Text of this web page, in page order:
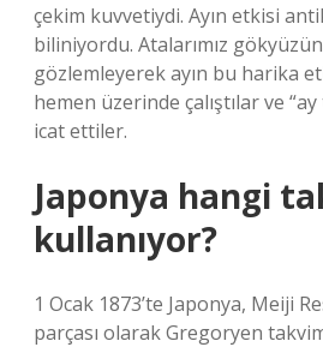
çekim kuvvetiydi. Ayın etkisi
biliniyordu. Atalarımız
gözlemleyerek ayın bu harika
hemen üzerinde çalıştılar ve
icat ettiler.
Japonya hangi
kullanıyor?
1 Ocak 1873’te Japonya, Meiji
parçası olarak Gregoryen